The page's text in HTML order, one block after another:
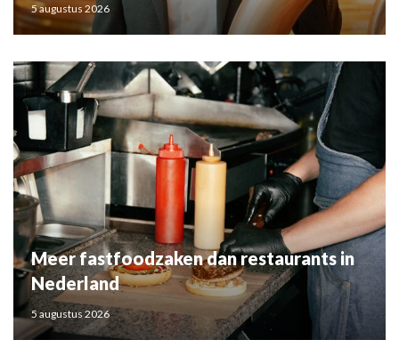
5 augustus 2026
Meer fastfoodzaken dan restaurants in
Nederland
5 augustus 2026